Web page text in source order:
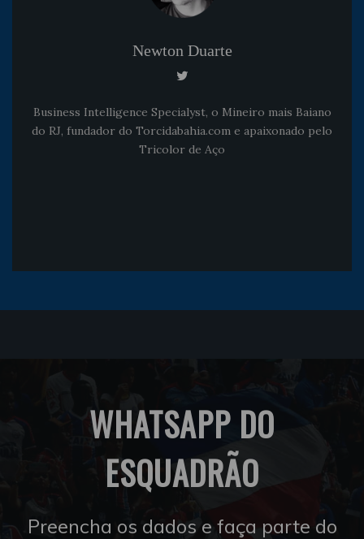
Newton Duarte
Business Intelligence Specialyst, o Mineiro mais Baiano
do RJ, fundador do Torcidabahia.com e apaixonado pelo
Tricolor de Aço
WHATSAPP DO
ESQUADRÃO
Preencha os dados e faça parte do